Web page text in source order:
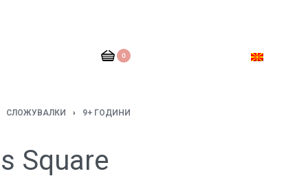
0
СЛОЖУВАЛКИ › 9+ ГОДИНИ
Square